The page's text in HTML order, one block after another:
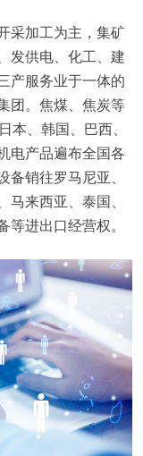
采加工为主，集矿
发供电、化工、建
产服务业于一体的
团。焦煤、焦炭等
、韩国、巴西、
电产品遍布全国各
销往罗马尼亚、
来西亚、泰国、
进出口经营权。